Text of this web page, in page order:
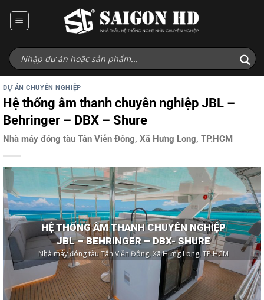
qua
dung
DỰ ÁN CHUYÊN NGHIỆP
Hệ thống âm thanh chuyên nghiệp JBL –
Behringer – DBX – Shure
Nhà máy đóng tàu Tân Viễn Đông, Xã Hưng Long, TP.HCM
HỆ THỐNG ÂM THANH CHUYÊN NGHIỆP
JBL – BEHRINGER – DBX- SHURE
Nhà máy đóng tàu Tân Viễn Đông, Xã Hưng Long, TP.HCM